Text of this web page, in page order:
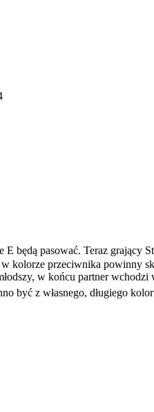
E będą pasować. Teraz grający
w kolorze przeciwnika
w końcu partner
być z własnego, długiego